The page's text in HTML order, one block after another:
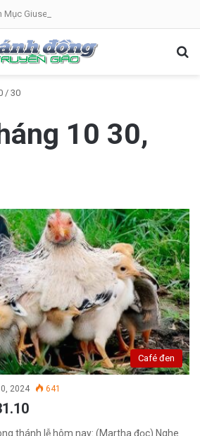
/ 30
10 30,
Café đen
2024 641
thánh lễ hôm nay: (Martha đọc) Nghe